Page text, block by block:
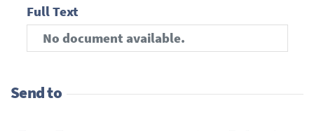
Full Text
No document available.
Send to